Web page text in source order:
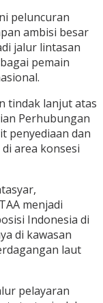
peluncuran
ambisi besar
jalur lintasan
pemain
tindak lanjut atas
Perhubungan
penyediaan dan
area konsesi
menjadi
Indonesia di
di kawasan
laut
pelayaran